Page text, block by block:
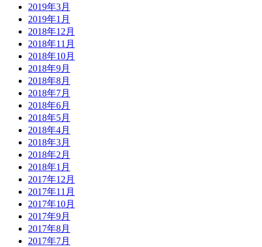
2019年3月
2019年1月
2018年12月
2018年11月
2018年10月
2018年9月
2018年8月
2018年7月
2018年6月
2018年5月
2018年4月
2018年3月
2018年2月
2018年1月
2017年12月
2017年11月
2017年10月
2017年9月
2017年8月
2017年7月